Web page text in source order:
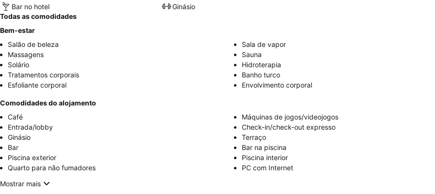
Bar no hotel
Ginásio
Todas as comodidades
Bem-estar
Salão de beleza
Sala de vapor
Massagens
Sauna
Solário
Hidroterapia
Tratamentos corporais
Banho turco
Esfoliante corporal
Envolvimento corporal
Comodidades do alojamento
Café
Máquinas de jogos/videojogos
Entrada/lobby
Check-in/check-out expresso
Ginásio
Terraço
Bar
Bar na piscina
Piscina exterior
Piscina interior
Quarto para não fumadores
PC com Internet
Mostrar mais